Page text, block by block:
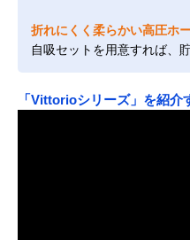
折れにくく柔らかい高圧ホ
自吸セットを用意すれば、
「Vittorioシリーズ」を紹介